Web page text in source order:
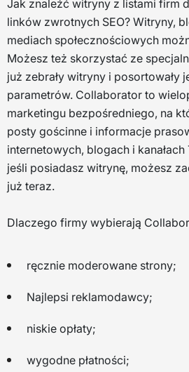
Jak znaleźć witryny z listami firm
linków zwrotnych SEO? Witryny,
mediach społecznościowych
Możesz też skorzystać ze
już zebrały witryny i posortowały
parametrów. Collaborator to
marketingu bezpośredniego, na
posty gościnne i informacje
internetowych, blogach i kanałach
jeśli posiadasz witrynę, możesz
już teraz.
Dlaczego firmy wybierają
ręcznie moderowane strony;
Najlepsi reklamodawcy;
niskie opłaty;
wygodne płatności;